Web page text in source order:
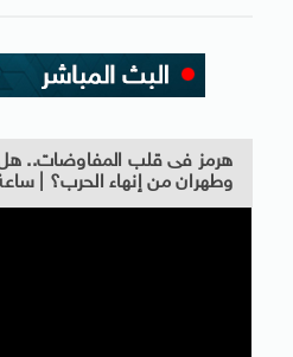
هرمز فى قلب المفاوضات..
وطهران من إنهاء الحرب؟ | ساعة